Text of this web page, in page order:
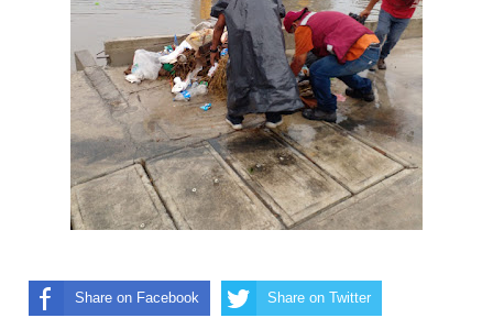
Share on Facebook Share on Twitter